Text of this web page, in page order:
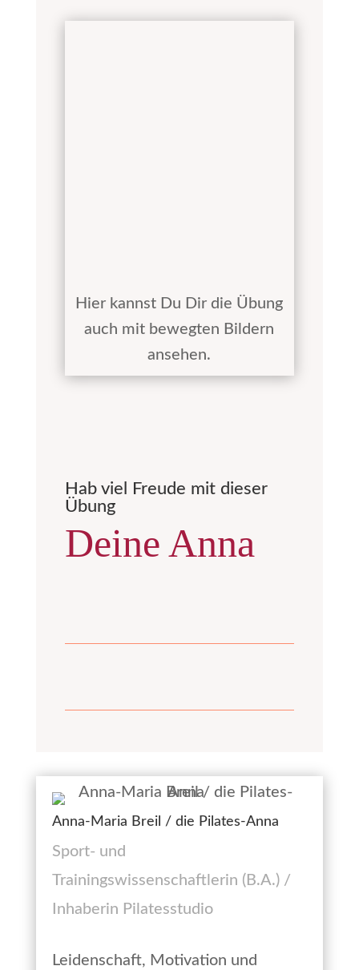
Hier kannst Du Dir die Übung
auch mit bewegten Bildern
ansehen.
Hab viel Freude mit dieser
Übung
Deine Anna
Anna-Maria Breil / die Pilates-Anna
Sport- und
Trainingswissenschaftlerin (B.A.) /
Inhaberin Pilatesstudio
Leidenschaft, Motivation und